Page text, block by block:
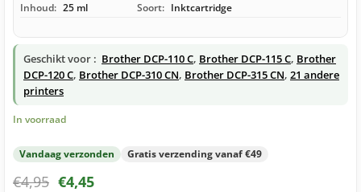
Inhoud: 25 ml Soort: Inktcartridge
Geschikt voor : Brother DCP-110 C, Brother DCP-115 C, Brother
DCP-120 C, Brother DCP-310 CN, Brother DCP-315 CN, 21 andere
printers
In voorraad
Vandaag verzonden Gratis verzending vanaf €49
€4,95 €4,45